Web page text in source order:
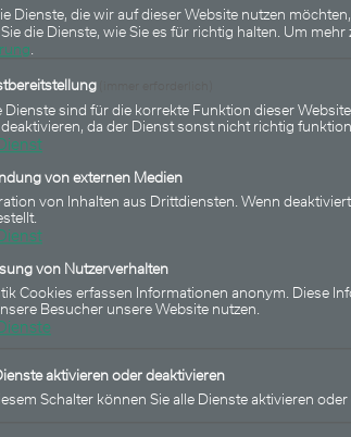
Income
markiert
in Folge,
neues
Dienste, die wir auf dieser Website nutzen
die Dienste, wie Sie es für richtig halten. Um mehr
.
Dienste sind für die korrekte Funktion dieser
da der Dienst sonst nicht richtig
von externen Medien
von Inhalten aus Drittdiensten. Wenn
von Nutzerverhalten
Cookies erfassen Informationen anonym. Diese
Besucher unsere Website nutzen.
aktivieren oder deaktivieren
Schalter können Sie alle Dienste aktivieren